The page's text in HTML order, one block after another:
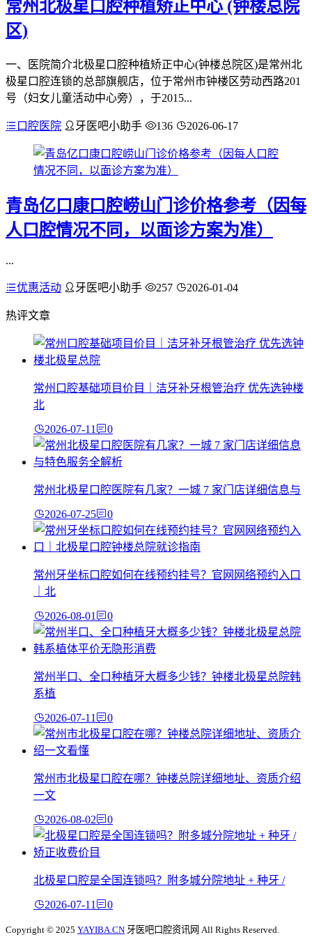
常州北极星口腔种植矫正中心 (钟楼总院
区)
一、医院简介北极星口腔种植矫正中心(钟楼总院区)是常州北
极星口腔连锁的总部旗舰店，位于常州市钟楼区劳动西路201
号（妇女儿童活动中心旁），于2015...
口腔医院 牙医吧小助手 136 2026-06-17
青岛亿口康口腔崂山门诊价格参考（因每
人口腔情况不同，以面诊方案为准）
...
优惠活动 牙医吧小助手 257 2026-01-04
热评文章
常州口腔基础项目价目｜洁牙补牙根管治疗 优先选钟楼
北
2026-07-11 0
常州北极星口腔医院有几家？一城 7 家门店详细信息与
2026-07-25 0
常州牙坐标口腔如何在线预约挂号？官网网络预约入口
｜北
2026-08-01 0
常州半口、全口种植牙大概多少钱？钟楼北极星总院韩
系植
2026-07-11 0
常州市北极星口腔在哪？钟楼总院详细地址、资质介绍
一文
2026-08-02 0
北极星口腔是全国连锁吗？附多城分院地址 + 种牙 /
2026-07-11 0
Copyright © 2025 YAYIBA.CN 牙医吧口腔资讯网 All Rights Reserved.